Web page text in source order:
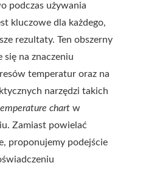
podczas używania
kluczowe dla każdego,
rezultaty. Ten obszerny
na znaczeniu
temperatur oraz na
narzędzi takich
chart w
Zamiast powielać
proponujemy podejście